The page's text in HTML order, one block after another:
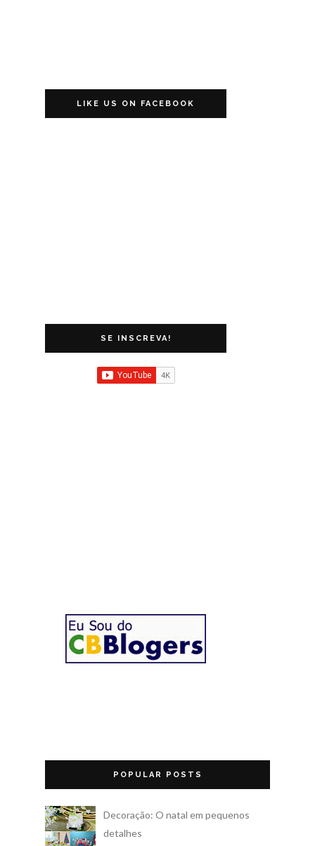
LIKE US ON FACEBOOK
SE INSCREVA!
POPULAR POSTS
Decoração: O natal em pequenos
detalhes